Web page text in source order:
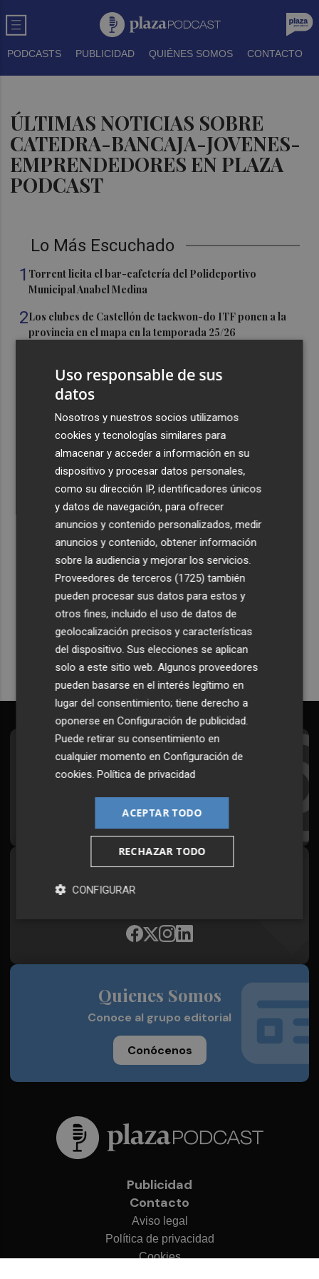
PODCASTS PUBLICIDAD QUIÉNES SOMOS CONTACTO
ÚLTIMAS NOTICIAS SOBRE
CATEDRA-BANCAJA-JOVENES-
EMPRENDEDORES EN PLAZA
PODCAST
Lo Más Escuchado
1 Torrent licita el bar-cafetería del Polideportivo
Municipal Anabel Medina
2Los clubes de Castellón de taekwon-do ITF ponen a la
provincia en el mapa en la temporada 25/26
Taronja
Bétera adquiere 10 emisoras TETRA destinadas a
Protección Civil para optimizar la coordinación en
emergencias
La incertidumbre de las nuevas generaciones del
Mercado Central: "El futuro se lo comen los turistas"
Recibe toda la actualidad de
Plaza Podcast en tu correo
Quiero suscribirme
Suscríbete al Boletín
Todos los días a primera hora en tu email
¡Quiero suscribirme!
Plaza Podcast, desde cualquier medio
Quienes Somos
Conoce al grupo editorial
Conócenos
Publicidad
Contacto
Aviso legal
Política de privacidad
Cookies
Uso responsable de sus
datos
Nosotros y nuestros socios utilizamos
cookies y tecnologías similares para
almacenar y acceder a información en su
dispositivo y procesar datos personales,
como su dirección IP, identificadores únicos
y datos de navegación, para ofrecer
anuncios y contenido personalizados, medir
anuncios y contenido, obtener información
sobre la audiencia y mejorar los servicios.
Proveedores de terceros (1725) también
pueden procesar sus datos para estos y
otros fines, incluido el uso de datos de
geolocalización precisos y características
del dispositivo. Sus elecciones se aplican
solo a este sitio web. Algunos proveedores
pueden basarse en el interés legítimo en
lugar del consentimiento; tiene derecho a
oponerse enConfiguración de publicidad
Puede retirar su consentimiento en
cualquier momento enConfiguración de
cookies .Política de privacidad
ACEPTAR TODO
RECHAZAR TODO
CONFIGURAR